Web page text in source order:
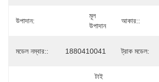
উপাদান:
মূল
উপাদান
আকার::
মডেল নম্বার:: 1880410041 ট্রাক মডেল:
টাই